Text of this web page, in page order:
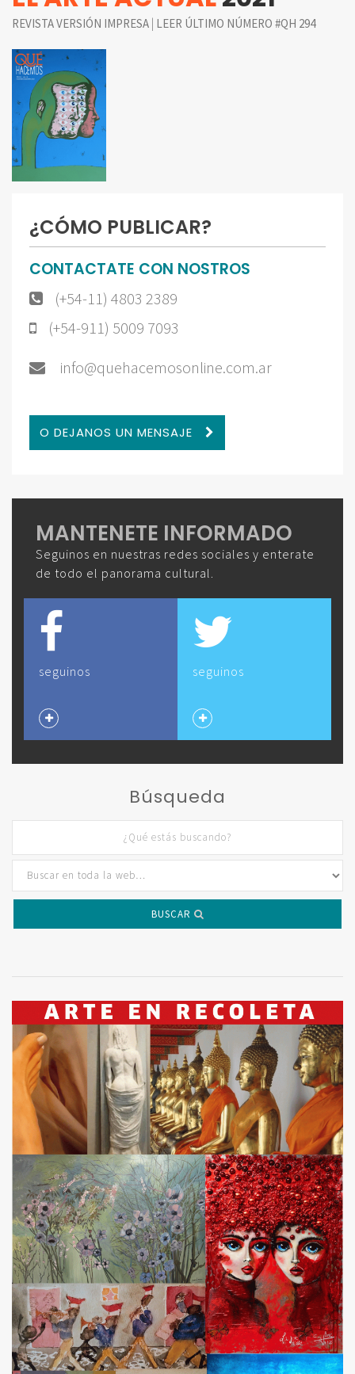
REVISTA VERSIÓN IMPRESA | LEER ÚLTIMO NÚMERO #QH 294
¿CÓMO PUBLICAR?
CONTACTATE CON NOSTROS
(+54-11) 4803 2389
(+54-911) 5009 7093
info@quehacemosonline.com.ar
O DEJANOS UN MENSAJE
MANTENETE INFORMADO
Seguinos en nuestras redes sociales y enterate
de todo el panorama cultural.
seguinos seguinos
Búsqueda
BUSCAR